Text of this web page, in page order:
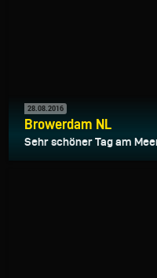
28.08.2016
Browerdam NL
Sehr schöner Tag am